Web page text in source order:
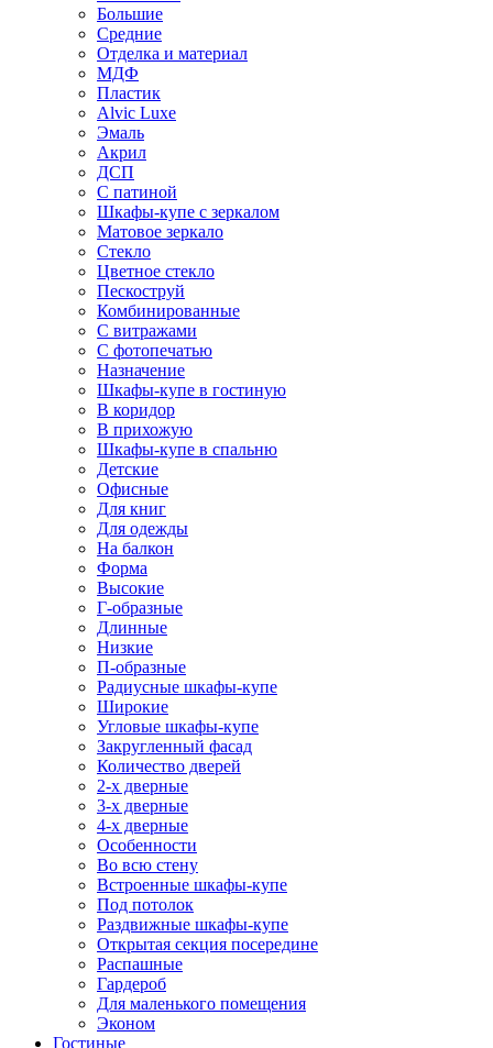
Большие
Средние
Отделка и материал
МДФ
Пластик
Alvic Luxe
Эмаль
Акрил
ДСП
С патиной
Шкафы-купе с зеркалом
Матовое зеркало
Стекло
Цветное стекло
Пескоструй
Комбинированные
С витражами
С фотопечатью
Назначение
Шкафы-купе в гостиную
В коридор
В прихожую
Шкафы-купе в спальню
Детские
Офисные
Для книг
Для одежды
На балкон
Форма
Высокие
Г-образные
Длинные
Низкие
П-образные
Радиусные шкафы-купе
Широкие
Угловые шкафы-купе
Закругленный фасад
Количество дверей
2-х дверные
3-х дверные
4-х дверные
Особенности
Во всю стену
Встроенные шкафы-купе
Под потолок
Раздвижные шкафы-купе
Открытая секция посередине
Распашные
Гардероб
Для маленького помещения
Эконом
Гостиные